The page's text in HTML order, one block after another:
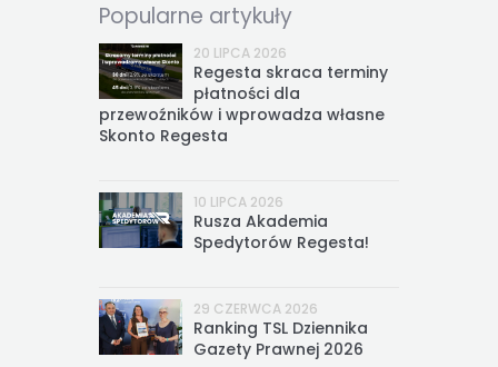
Popularne artykuły
20 LIPCA 2026
Regesta skraca terminy
płatności dla
przewoźników i wprowadza własne
Skonto Regesta
10 LIPCA 2026
Rusza Akademia
Spedytorów Regesta!
29 CZERWCA 2026
Ranking TSL Dziennika
Gazety Prawnej 2026